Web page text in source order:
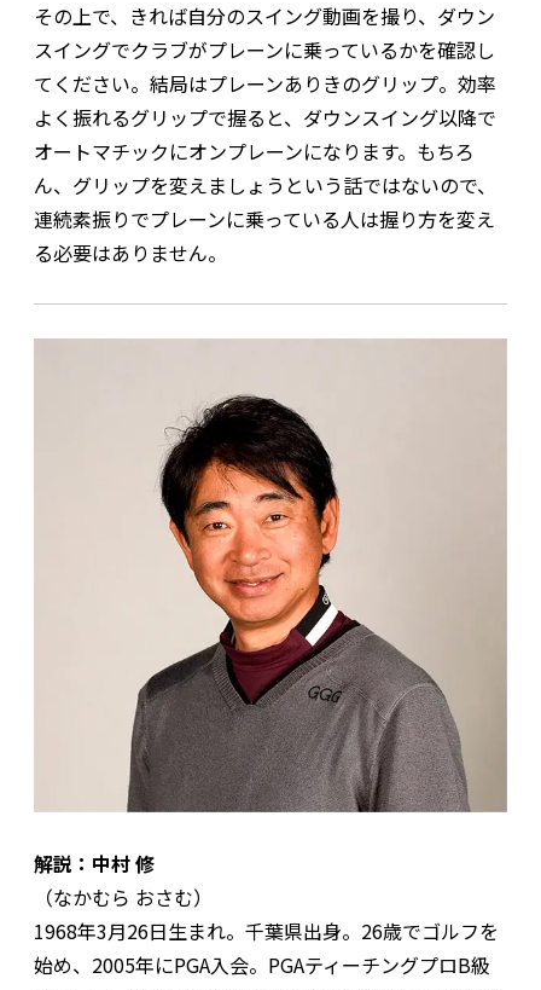
その上で、きれば自分のスイング動画を撮り、ダウン
スイングでクラブがプレーンに乗っているかを確認し
てください。結局はプレーンありきのグリップ。効率
よく振れるグリップで握ると、ダウンスイング以降で
オートマチックにオンプレーンになります。もちろ
ん、グリップを変えましょうという話ではないので、
連続素振りでプレーンに乗っている人は握り方を変え
る必要はありません。
解説：中村 修
（なかむら おさむ）
1968年3月26日生まれ。千葉県出身。26歳でゴルフを
始め、2005年にPGA入会。PGAティーチングプロB級